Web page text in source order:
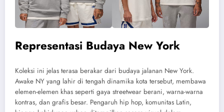
Representasi Budaya New York
Koleksi ini jelas terasa berakar dari budaya jalanan New York.
Awake NY yang lahir di tengah dinamika kota tersebut, membawa
elemen-elemen khas seperti gaya streetwear berani, warna-warna
kontras, dan grafis besar. Pengaruh hip hop, komunitas Latin,